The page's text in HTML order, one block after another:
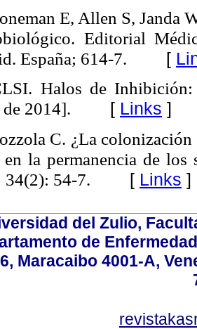
E, Allen S, Janda
Editorial
España; 614-7. [
Halos de
2014]. [ Links ]
C. ¿La
en la permanencia de
34(2): 54-7. [ Links ]
del Zulio,
de
Maracaibo 4001-A,